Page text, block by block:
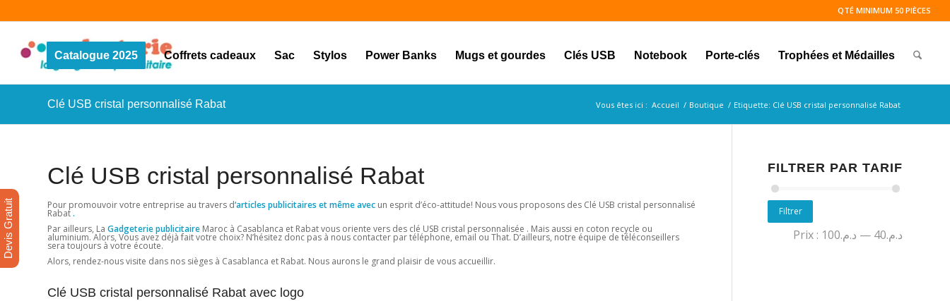
QTÉ MINIMUM 50 PIÈCES
Catalogue 2025 Coffrets cadeaux Sac Stylos Power Banks Mugs et gourdes Clés USB Notebook Porte-clés Trophées et Médailles
Clé USB cristal personnalisé Rabat Vous êtes ici : Accueil / Boutique / Etiquette: Clé USB cristal personnalisé Rabat
Clé USB cristal personnalisé Rabat
Pour promouvoir votre entreprise au travers d‘articles publicitaires et même avec un esprit d’éco-attitude! Nous vous proposons des Clé USB cristal personnalisé
Rabat.
Par ailleurs, La Gadgeterie publicitaire Maroc à Casablanca et Rabat vous oriente vers des clé USB cristal personnalisée . Mais aussi en coton recycle ou
aluminium. Alors, Vous avez déjà fait votre choix? N’hésitez donc pas à nous contacter par téléphone, email ou That. D’ailleurs, notre équipe de téléconseillers
sera toujours à votre écoute.
Alors, rendez-nous visite dans nos sièges à Casablanca et Rabat. Nous aurons le grand plaisir de vous accueillir.
Clé USB cristal personnalisé Rabat avec logo
FILTRER PAR TARIF
Filtrer
Prix : د.م.40 — د.م.100 Devis Gratuit